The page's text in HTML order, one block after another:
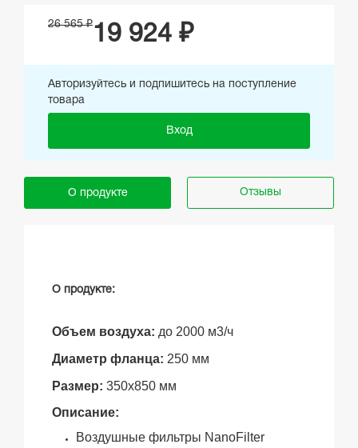
26 565 ₽19 924 ₽
Авторизуйтесь и подпишитесь на поступление
товара
Вход
О продукте Отзывы
О продукте:
Объем воздуха: до 2000 м3/ч
Диаметр фланца: 250 мм
Размер: 350х850 мм
Описание:
Воздушные фильтры NanoFilter